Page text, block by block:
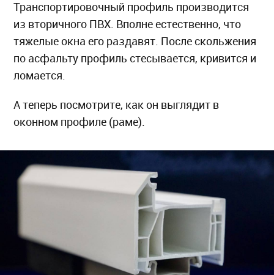
Транспортировочный профиль производится
из вторичного ПВХ. Вполне естественно, что
тяжелые окна его раздавят. После скольжения
по асфальту профиль стесывается, кривится и
ломается.
А теперь посмотрите, как он выглядит в
оконном профиле (раме).